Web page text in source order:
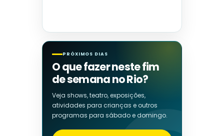
PRÓXIMOS DIAS
O que fazer neste fim
de semana no Rio?
Veja shows, teatro, exposições,
atividades para crianças e outros
programas para sábado e domingo.